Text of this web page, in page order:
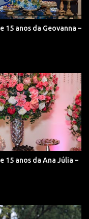
anos da Geovanna –
anos da Ana Júlia –